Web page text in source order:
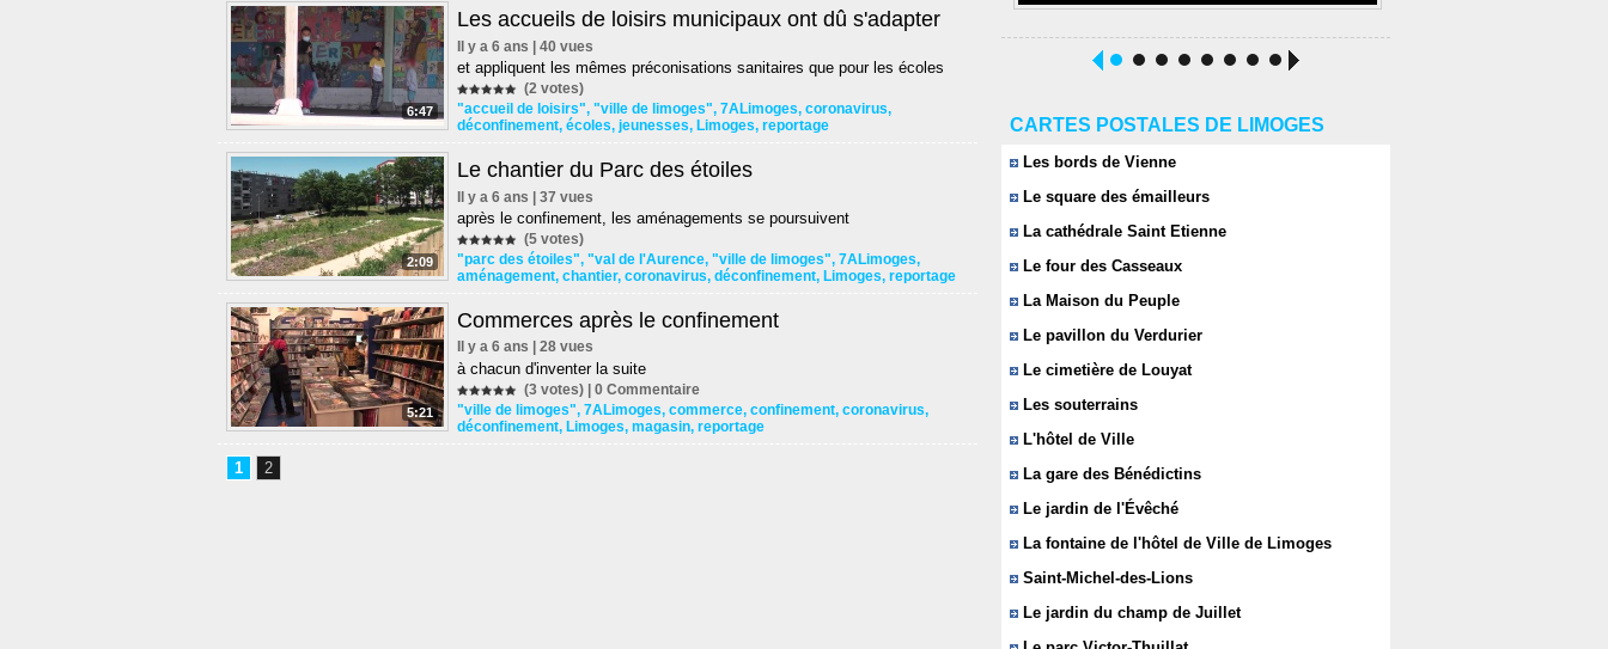
6:47
Les accueils de loisirs municipaux ont dû s'adapter
Il y a 6 ans | 40 vues
et appliquent les mêmes préconisations sanitaires que pour les écoles
(2 votes)
"accueil de loisirs", "ville de limoges", 7ALimoges, coronavirus,
déconfinement, écoles, jeunesses, Limoges, reportage
2:09
Le chantier du Parc des étoiles
Il y a 6 ans | 37 vues
après le confinement, les aménagements se poursuivent
(5 votes)
"parc des étoiles", "val de l'Aurence, "ville de limoges", 7ALimoges,
aménagement, chantier, coronavirus, déconfinement, Limoges, reportage
5:21
Commerces après le confinement
Il y a 6 ans | 28 vues
à chacun d'inventer la suite
(3 votes) | 0 Commentaire
"ville de limoges", 7ALimoges, commerce, confinement, coronavirus,
déconfinement, Limoges, magasin, reportage
1 2
CARTES POSTALES DE LIMOGES
Les bords de Vienne
Le square des émailleurs
La cathédrale Saint Etienne
Le four des Casseaux
La Maison du Peuple
Le pavillon du Verdurier
Le cimetière de Louyat
Les souterrains
L'hôtel de Ville
La gare des Bénédictins
Le jardin de l'Évêché
La fontaine de l'hôtel de Ville de Limoges
Saint-Michel-des-Lions
Le jardin du champ de Juillet